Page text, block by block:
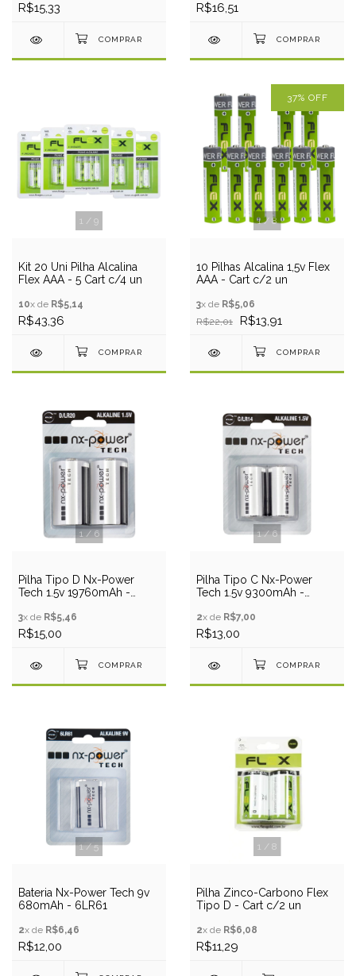
R$15,33 R$16,51
1 / 9
Kit 20 Uni Pilha Alcalina
Flex AAA - 5 Cart c/4 un
10x de R$5,14
R$43,36
1/ 8
37% OFF
10 Pilhas Alcalina 1,5v Flex
AAA - Cart c/2 un
3x de R$5,06
R$22,01
R$13,91
1/ 6
Pilha Tipo D Nx-Power
Tech 1.5v 19760mAh -
3x de R$5,46
R$15,00
1/6
Pilha Tipo C Nx-Power
Tech 1.5v 9300mAh -
2x de R$7,00
R$13,00
1/5
Bateria Nx-Power Tech 9v
680mAh - 6LR61
2x de R$6,46
R$12,00
1 / 8
Pilha Zinco-Carbono Flex
Tipo D - Cart c/2 un
2x de R$6,08
R$11,29